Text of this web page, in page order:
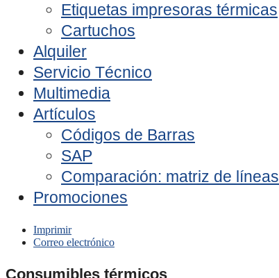
Etiquetas impresoras térmicas
Cartuchos
Alquiler
Servicio Técnico
Multimedia
Artículos
Códigos de Barras
SAP
Comparación: matriz de
Promociones
Imprimir
Correo electrónico
Consumibles térmicos